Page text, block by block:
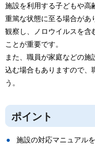
施設を利用する子どもや高
重篤な状態に至る場合があ
観察し、ノロウイルスを含
ことが重要です。
また、職員が家庭などの
込む場合もありますので、
う。
ポイント
施設の対応マニュアル